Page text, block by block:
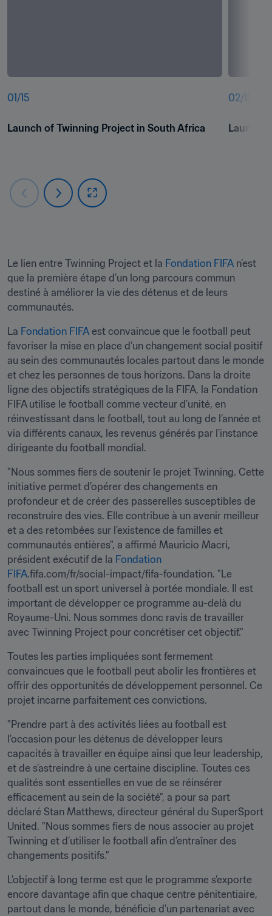
01 /15
Launch of Twinning Project in South Africa
02/15
Launch
Le lien entre Twinning Project et la Fondation FIFA n’est
que la première étape d’un long parcours commun
destiné à améliorer la vie des détenus et de leurs
communautés.
La Fondation FIFA est convaincue que le football peut
favoriser la mise en place d’un changement social positif
au sein des communautés locales partout dans le monde
et chez les personnes de tous horizons. Dans la droite
ligne des objectifs stratégiques de la FIFA, la Fondation
FIFA utilise le football comme vecteur d’unité, en
réinvestissant dans le football, tout au long de l’année et
via différents canaux, les revenus générés par l’instance
dirigeante du football mondial.
"Nous sommes fiers de soutenir le projet Twinning. Cette
initiative permet d’opérer des changements en
profondeur et de créer des passerelles susceptibles de
reconstruire des vies. Elle contribue à un avenir meilleur
et a des retombées sur l’existence de familles et
communautés entières", a affirmé Mauricio Macri,
président exécutif de la Fondation
FIFA.fifa.com/fr/social-impact/fifa-foundation. "Le
football est un sport universel à portée mondiale. Il est
important de développer ce programme au-delà du
Royaume-Uni. Nous sommes donc ravis de travailler
avec Twinning Project pour concrétiser cet objectif."
Toutes les parties impliquées sont fermement
convaincues que le football peut abolir les frontières et
offrir des opportunités de développement personnel. Ce
projet incarne parfaitement ces convictions.
"Prendre part à des activités liées au football est
l’occasion pour les détenus de développer leurs
capacités à travailler en équipe ainsi que leur leadership,
et de s’astreindre à une certaine discipline. Toutes ces
qualités sont essentielles en vue de se réinsérer
efficacement au sein de la société", a pour sa part
déclaré Stan Matthews, directeur général du SuperSport
United. "Nous sommes fiers de nous associer au projet
Twinning et d’utiliser le football afin d’entraîner des
changements positifs."
L’objectif à long terme est que le programme s’exporte
encore davantage afin que chaque centre pénitentiaire,
partout dans le monde, bénéficie d’un partenariat avec